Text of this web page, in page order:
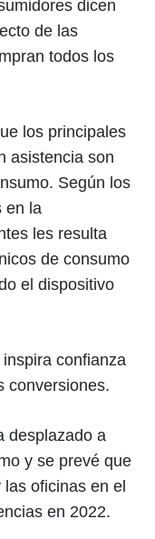
dicen
de las
todos los
los principales
asistencia son
Según los
en la
les resulta
de consumo
el dispositivo
inspira confianza
conversiones.
desplazado a
y se prevé que
oficinas en el
en 2022.